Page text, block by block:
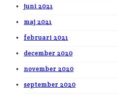
juni 2021
maj 2021
februari 2021
december 2020
november 2020
september 2020